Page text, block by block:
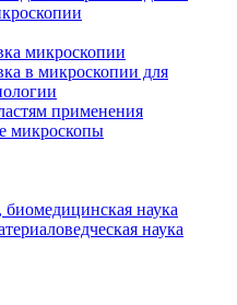
микроскопии
в микроскопии для
применения
микроскопы
наука
наука